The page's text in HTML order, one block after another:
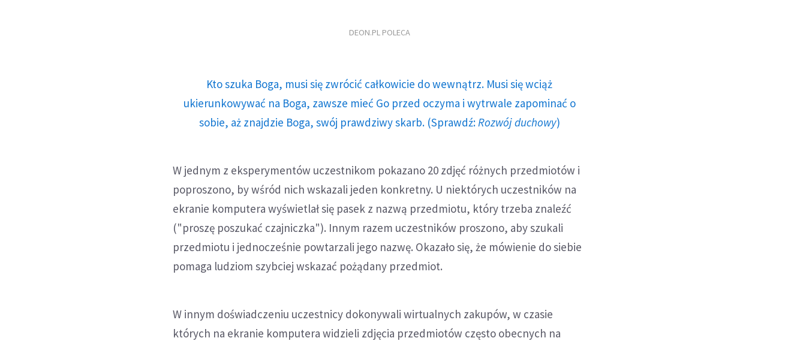
DEON.PL POLECA
Kto szuka Boga, musi się zwrócić całkowicie do wewnątrz. Musi się wciąż
ukierunkowywać na Boga, zawsze mieć Go przed oczyma i wytrwale zapominać o
sobie, aż znajdzie Boga, swój prawdziwy skarb. (Sprawdź: Rozwój duchowy)
W jednym z eksperymentów uczestnikom pokazano 20 zdjęć różnych przedmiotów i
poproszono, by wśród nich wskazali jeden konkretny. U niektórych uczestników na
ekranie komputera wyświetlał się pasek z nazwą przedmiotu, który trzeba znaleźć
("proszę poszukać czajniczka"). Innym razem uczestników proszono, aby szukali
przedmiotu i jednocześnie powtarzali jego nazwę. Okazało się, że mówienie do siebie
pomaga ludziom szybciej wskazać pożądany przedmiot.
W innym doświadczeniu uczestnicy dokonywali wirtualnych zakupów, w czasie
których na ekranie komputera widzieli zdjęcia przedmiotów często obecnych na